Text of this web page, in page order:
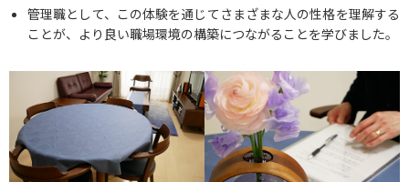
管理職として、この体験を通じてさまざまな人の性格を理解する
ことが、より良い職場環境の構築につながることを学びました。